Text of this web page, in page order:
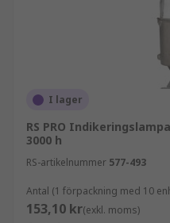
I lager
RS PRO
3000 h
RS-artikelnummer 577-493
Antal (1 förpackning med 10
153,10 kr(exkl. moms)